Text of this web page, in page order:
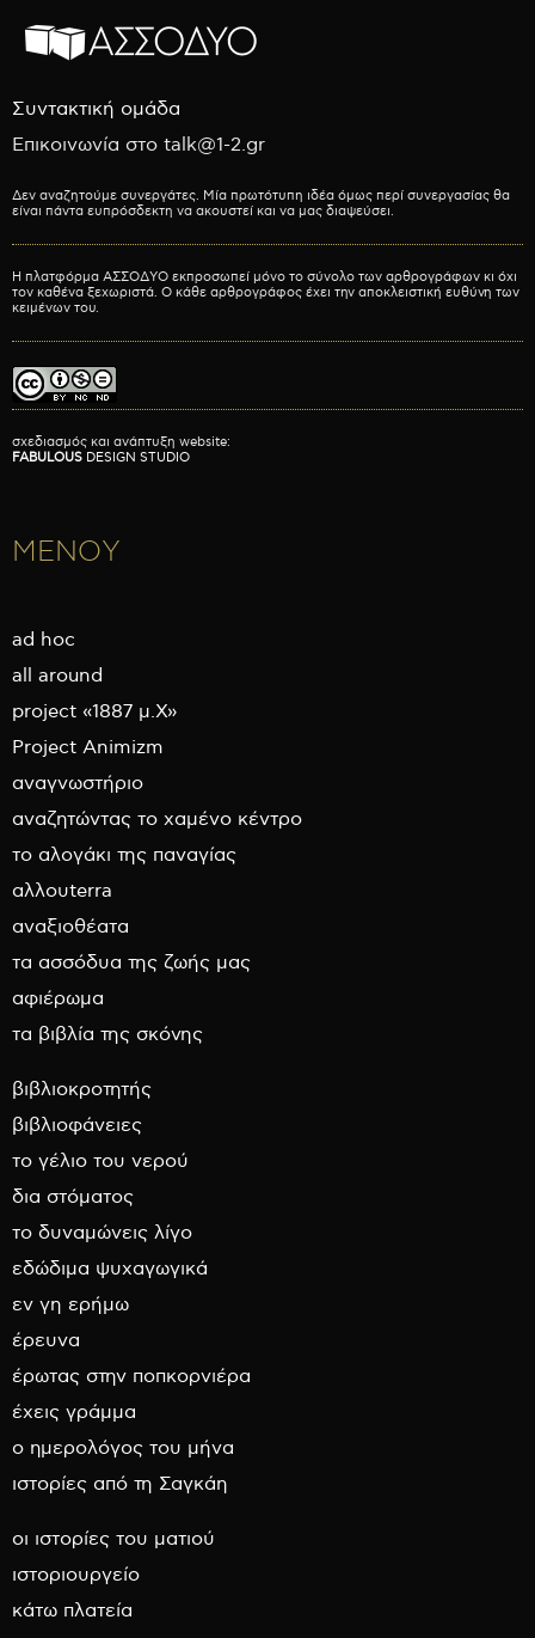
Συντακτική ομάδα
Επικοινωνία στο talk@1-2.gr
Δεν αναζητούμε συνεργάτες. Μία πρωτότυπη ιδέα όμως περί συνεργασίας θα
είναι πάντα ευπρόσδεκτη να ακουστεί και να μας διαψεύσει.
Η πλατφόρμα ΑΣΣΟΔΥΟ εκπροσωπεί μόνο το σύνολο των αρθρογράφων κι όχι
τον καθένα ξεχωριστά. Ο κάθε αρθρογράφος έχει την αποκλειστική ευθύνη των
κειμένων του.
σχεδιασμός και ανάπτυξη website:
FABULOUS DESIGN STUDIO
ΜΕΝΟΥ
ad hoc
all around
project «1887 μ.Χ»
Project Animizm
αναγνωστήριο
αναζητώντας το χαμένο κέντρο
το αλογάκι της παναγίας
αλλουterra
αναξιοθέατα
τα ασσόδυα της ζωής μας
αφιέρωμα
τα βιβλία της σκόνης
βιβλιοκροτητής
βιβλιοφάνειες
το γέλιο του νερού
δια στόματος
το δυναμώνεις λίγο
εδώδιμα ψυχαγωγικά
εν γη ερήμω
έρευνα
έρωτας στην ποπκορνιέρα
έχεις γράμμα
ο ημερολόγος του μήνα
ιστορίες από τη Σαγκάη
οι ιστορίες του ματιού
ιστοριουργείο
κάτω πλατεία